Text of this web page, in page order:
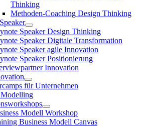
Thinking
Methoden-Coaching Design Thinking
Speaker Design Thinking
Speaker Digitale Transformation
Speaker agile Innovation
Speaker Positionierung
Innovation
für Unternehmen
Modell Workshop
Business Modell Canvas